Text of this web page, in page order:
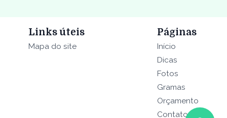
Links úteis
Mapa do site
Páginas
Início
Dicas
Fotos
Gramas
Orçamento
Contato